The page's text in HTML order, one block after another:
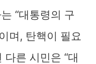
“대통령의 구
며, 탄핵이 필요
다른 시민은 “대